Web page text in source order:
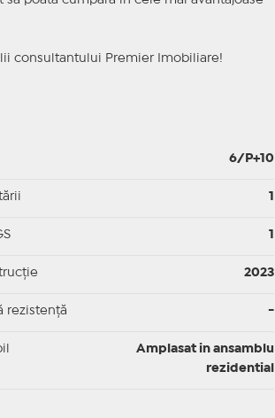
consultantului Premier Imobiliare!
6/P+10
2023
rezistență -
Amplasat in ansamblu
rezidential